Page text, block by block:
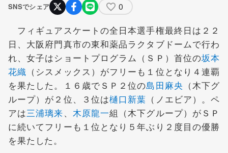
SNSでシェア 0
フィギュアスケートの全日本選手権最終日は２２
日、大阪府門真市の東和薬品ラクタブドームで行わ
れ、女子はショートプログラム（ＳＰ）首位の坂本
花織 （シスメックス）がフリーも１位となり４連覇
を果たした。１６歳でＳＰ２位の島田麻央 （木下グ
ループ）が２位、３位は樋口新葉 （ノエビア）。ペ
アは三浦璃来、 木原龍一組（木下グループ）がＳＰ
に続いてフリーも１位となり５年ぶり２度目の優勝
を果たした。